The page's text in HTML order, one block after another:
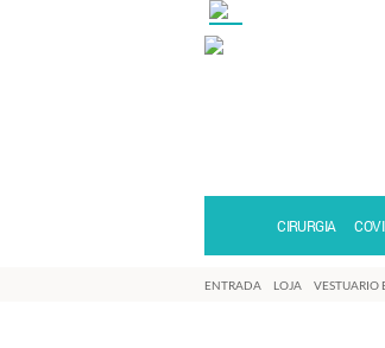
CIRURGIA
ENTRADA LOJA VESTUARIO